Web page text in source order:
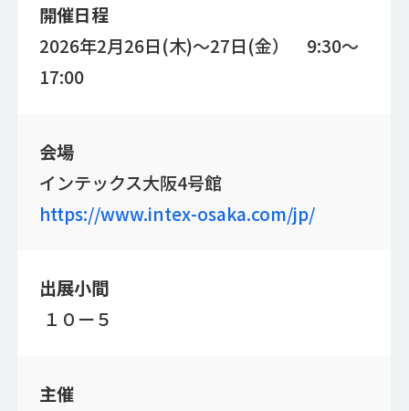
開催日程
2026年2月26日(木)～27日(金） 9:30～
17:00
会場
インテックス大阪4号館
https://www.intex-osaka.com/jp/
出展小間
１０ー５
主催